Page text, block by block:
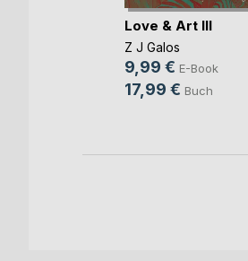
Love & Art III
Z J Galos
9,99 € E-Book
17,99 € Buch